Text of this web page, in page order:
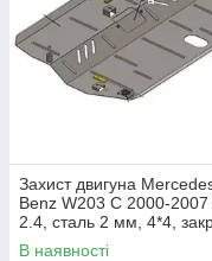
Захист двигуна
Benz W203 C 2000-2007
2.4, сталь 2 мм, 4*4,
двс+рад+кп
В наявності